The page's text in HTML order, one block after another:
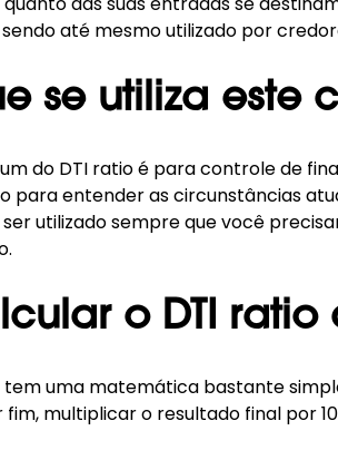
até mesmo utilizado por
se utiliza este
do DTI ratio é para controle de
para entender as circunstâncias
utilizado sempre que você
o DTI ratio
uma matemática bastante
multiplicar o resultado final por